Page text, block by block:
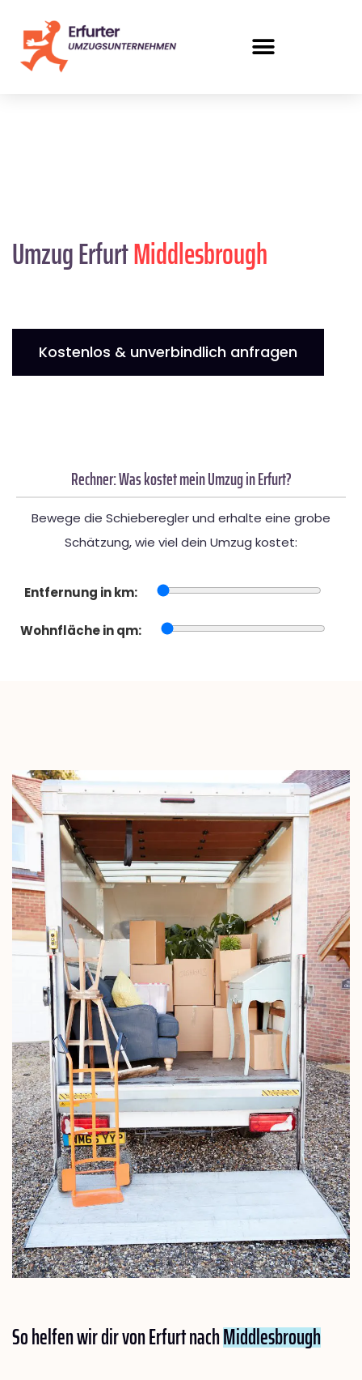
Umzug ErfurtMiddlesbrough
Kostenlos & unverbindlich anfragen
Rechner: Was kostet mein Umzug in Erfurt?
Bewege die Schieberegler und erhalte eine grobe
Schätzung, wie viel dein Umzug kostet:
Entfernung in km:
Wohnfläche in qm:
So helfen wir dir von Erfurt nachMiddlesbrough